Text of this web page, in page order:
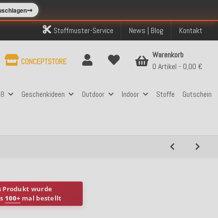
➞
Stoffmuster-Service News | Blog Kontakt
Geschenkideen Outdoor Indoor Stoffe Gutschein
CONCEPTSTORE
Warenkorb
0 Artikel
0,00 €
Produkt wurde
100+ mal bestellt